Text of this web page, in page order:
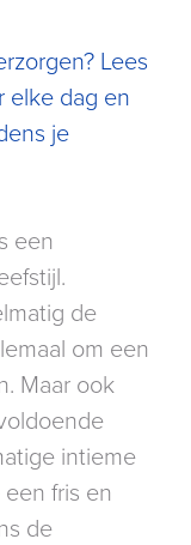
Lees
elke dag en
je
een
de
om een
Maar ook
intieme
fris en
de